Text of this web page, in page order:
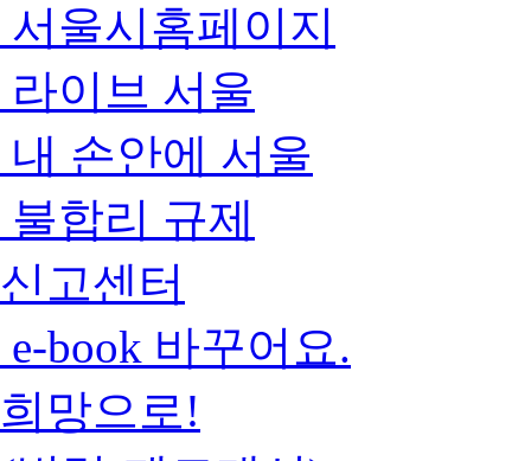
서울시홈페이지
라이브 서울
내 손안에 서울
불합리 규제
신고센터
e-book 바꾸어요.
희망으로!